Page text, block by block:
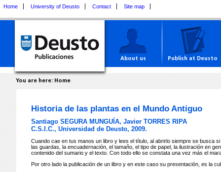
Home University of Deusto Contact Site map
About us Publish at Deusto
You are here:Home
Historia de las plantas en el Mundo Antiguo
Santiago SEGURA MUNGUÍA, Javier TORRES RIPA
C.S.I.C., Universidad de Deusto, 2009.
Cuando cae en tus manos un libro y lees el título, al abrirlo siempre se busca
las guardas, la encuadernación, el tamaño, el tipo de papel, la ilustración en
contenido del sumario y el texto. Con todo ello se constata una vez más el
Por otro lado la publicación de un libro y en este caso su presentación, es la